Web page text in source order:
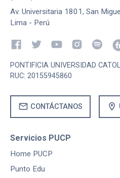
Av. Universitaria 1801, San
Lima - Perú
PONTIFICIA UNIVERSIDAD
RUC: 20155945860
mail CONTÁCTANOS location_on
Servicios PUCP
Home PUCP
Punto Edu